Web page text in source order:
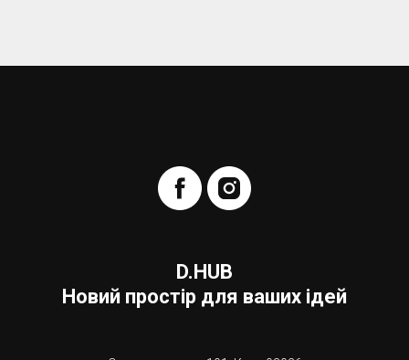
D.HUB
Новий простір для ваших ідей